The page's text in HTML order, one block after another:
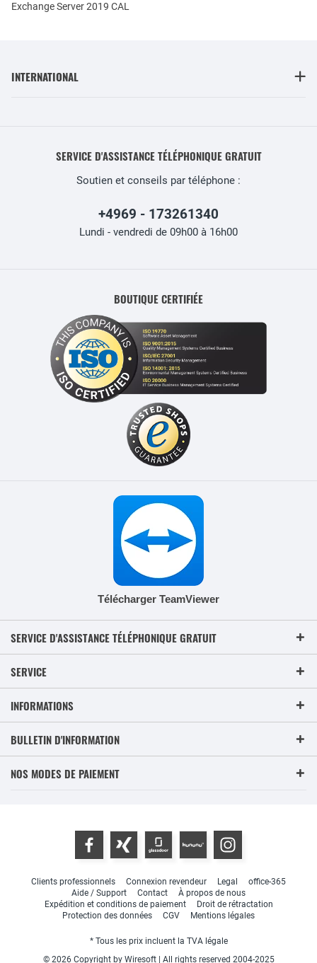
Exchange Server 2019 CAL
INTERNATIONAL
SERVICE D'ASSISTANCE TÉLÉPHONIQUE GRATUIT
Soutien et conseils par téléphone :
+4969 - 173261340
Lundi - vendredi de 09h00 à 16h00
BOUTIQUE CERTIFIÉE
Télécharger TeamViewer
SERVICE D'ASSISTANCE TÉLÉPHONIQUE GRATUIT
SERVICE
INFORMATIONS
BULLETIN D'INFORMATION
NOS MODES DE PAIEMENT
Clients professionnels Connexion revendeur Legal
office-365
Aide / Support
Contact
À propos de nous
Expédition et conditions de paiement
Droit de rétractation
Protection des données
CGV Mentions légales
* Tous les prix incluent la TVA légale
© 2026 Copyright by Wiresoft | All rights reserved 2004-2025